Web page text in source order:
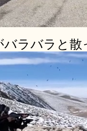
バラバラと散